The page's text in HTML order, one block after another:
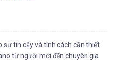
sự tin cậy và tính cách cần thiết
từ người mới đến chuyên gia